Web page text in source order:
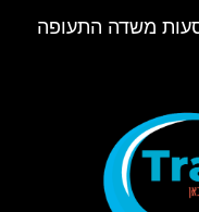
משדה התעופה